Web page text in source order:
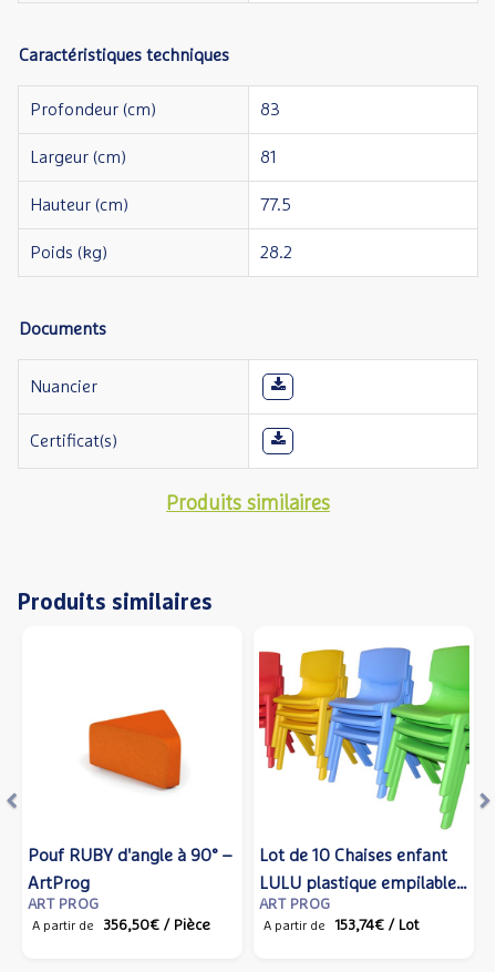
Caractéristiques techniques
Profondeur (cm) 83
Largeur (cm) 81
Hauteur (cm) 77.5
Poids (kg) 28.2
Documents
Nuancier
Certificat(s)
Produits similaires
Produits similaires
Pouf RUBY d'angle à 90° –
ArtProg
ART PROG
A partir de 356,50€ / Pièce
Lot de 10 Chaises enfant
LULU plastique empilable
– ArtProg
ART PROG
A partir de 153,74€ / Lot